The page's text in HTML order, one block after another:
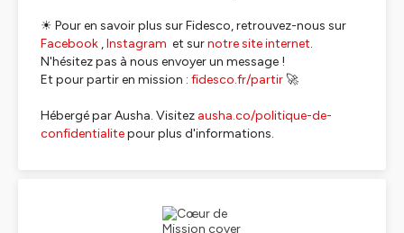
☀ Pour en savoir plus sur Fidesco, retrouvez-nous sur
Facebook ,Instagram et surnotre site internet.
N'hésitez pas à nous envoyer un message !
Et pour partir en mission : fidesco.fr/partir🚀
Hébergé par Ausha. Visitez ausha.co/politique-de-
confidentialitepour plus d'informations.